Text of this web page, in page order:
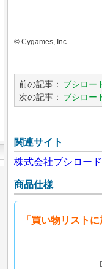
© Cygames, Inc.
前の記事： ブシロー
次の記事： ブシロー
関連サイト
株式会社ブシロード
商品仕様
「買い物リスト